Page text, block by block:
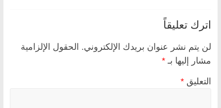
اترك تعليقاً
لن يتم نشر عنوان بريدك الإلكتروني. الحقول الإلزامية
مشار إليها بـ *
التعليق *